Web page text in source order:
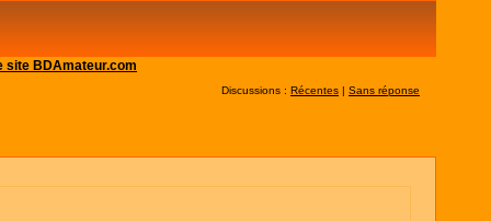
site BDAmateur.com
Discussions : Récentes | Sans réponse